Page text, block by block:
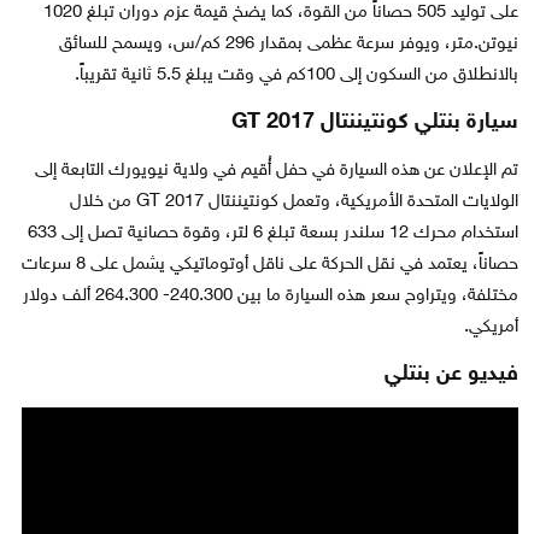
على توليد 505 حصاناً من القوة، كما يضخ قيمة عزم دوران تبلغ 1020
نيوتن.متر، ويوفر سرعة عظمى بمقدار 296 كم/س، ويسمح للسائق
بالانطلاق من السكون إلى 100كم في وقت يبلغ 5.5 ثانية تقريباً.
سيارة بنتلي كونتيننتال GT 2017
تم الإعلان عن هذه السيارة في حفل أُقيم في ولاية نيويورك التابعة إلى
الولايات المتحدة الأمريكية، وتعمل كونتيننتال GT 2017 من خلال
استخدام محرك 12 سلندر بسعة تبلغ 6 لتر، وقوة حصانية تصل إلى 633
حصاناً، يعتمد في نقل الحركة على ناقل أوتوماتيكي يشمل على 8 سرعات
مختلفة، ويتراوح سعر هذه السيارة ما بين 240.300- 264.300 ألف دولار
أمريكي.
فيديو عن بنتلي